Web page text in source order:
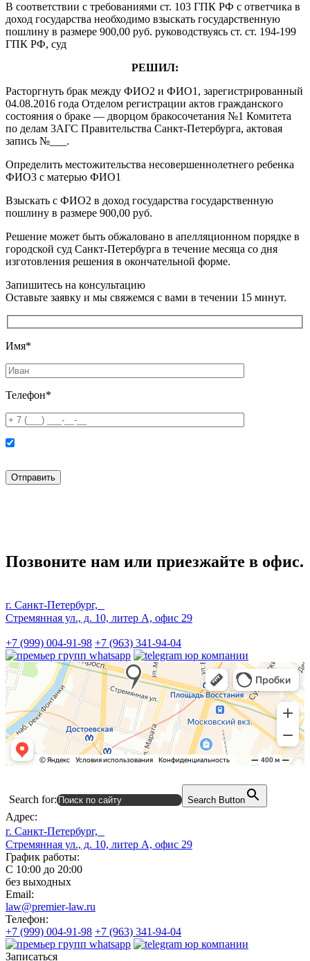
В соответствии с требованиями ст. 103 ГПК РФ с ответчика в
доход государства необходимо взыскать государственную
пошлину в размере 900,00 руб. руководствуясь ст. ст. 194-199
ГПК РФ, суд
РЕШИЛ:
Расторгнуть брак между ФИО2 и ФИО1, зарегистрированный
04.08.2016 года Отделом регистрации актов гражданского
состояния о браке — дворцом бракосочетания №1 Комитета
по делам 3АГС Правительства Санкт-Петербурга, актовая
запись №___.
Определить местожительства несовершеннолетнего ребенка
ФИО3 с матерью ФИО1
Взыскать с ФИО2 в доход государства государственную
пошлину в размере 900,00 руб.
Решение может быть обжаловано в апелляционном порядке в
городской суд Санкт-Петербурга в течение месяца со дня
изготовления решения в окончательной форме.
Запишитесь на консультацию
Оставьте заявку и мы свяжемся с вами в течении 15 минут.
Имя*
Телефон*
Позвоните нам или приезжайте в офис.
г. Санкт-Петербург,
Стремянная ул., д. 10, литер А, офис 29
+7 (999) 004-91-98 +7 (963) 341-94-04
Search for: Search Button
Адрес:
г. Санкт-Петербург,
Стремянная ул., д. 10, литер А, офис 29
График работы:
С 10:00 до 20:00
без выходных
Email:
law@premier-law.ru
Телефон:
+7 (999) 004-91-98 +7 (963) 341-94-04
Записаться